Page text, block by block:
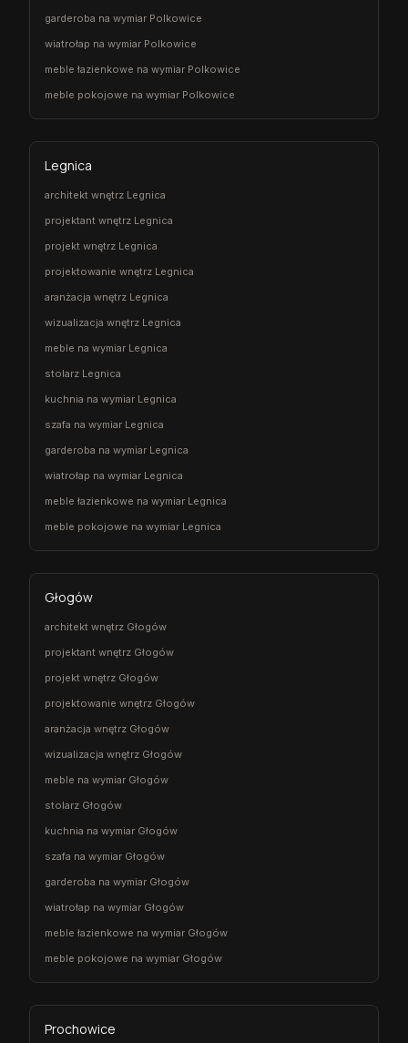
garderoba na wymiar Polkowice
wiatrołap na wymiar Polkowice
meble łazienkowe na wymiar Polkowice
meble pokojowe na wymiar Polkowice
Legnica
architekt wnętrz Legnica
projektant wnętrz Legnica
projekt wnętrz Legnica
projektowanie wnętrz Legnica
aranżacja wnętrz Legnica
wizualizacja wnętrz Legnica
meble na wymiar Legnica
stolarz Legnica
kuchnia na wymiar Legnica
szafa na wymiar Legnica
garderoba na wymiar Legnica
wiatrołap na wymiar Legnica
meble łazienkowe na wymiar Legnica
meble pokojowe na wymiar Legnica
Głogów
architekt wnętrz Głogów
projektant wnętrz Głogów
projekt wnętrz Głogów
projektowanie wnętrz Głogów
aranżacja wnętrz Głogów
wizualizacja wnętrz Głogów
meble na wymiar Głogów
stolarz Głogów
kuchnia na wymiar Głogów
szafa na wymiar Głogów
garderoba na wymiar Głogów
wiatrołap na wymiar Głogów
meble łazienkowe na wymiar Głogów
meble pokojowe na wymiar Głogów
Prochowice